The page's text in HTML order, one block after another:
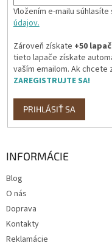
Vložením e-mailu súhlasíte
údajov.
Zároveň získate +50
tieto lapače získate
vaším emailom. Ak chcete
ZAREGISTRUJTE SA!
PRIHLÁSIŤ SA
INFORMÁCIE
Blog
O nás
Doprava
Kontakty
Reklamácie